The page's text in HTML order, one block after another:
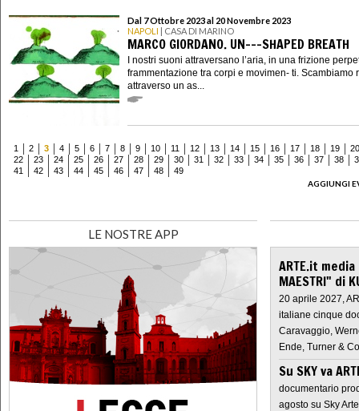
Dal 7 Ottobre 2023 al 20 Novembre 2023
NAPOLI | CASA DI MARINO
MARCO GIORDANO. UN---SHAPED BREATH
I nostri suoni attraversano l’aria, in una frizione
frammentazione tra corpi e movimen- ti. Scambiamo
attraverso un as...
1 2 3 4 5 6 7 8 9 10 11 12 13 14 15 16 17 18 19
20
22
23 24 25 26 27 28 29 30 31 32 33 34 35 36 37 38
41
42 43 44 45 46 47 48
49
AGGIUNGI
LE NOSTRE APP
ARTE.it
MAESTRI" di
20 aprile 2027,
italiane cinque
Caravaggio,
Ende, Turner &
Su SKY va
documentario
agosto su Sky Arte